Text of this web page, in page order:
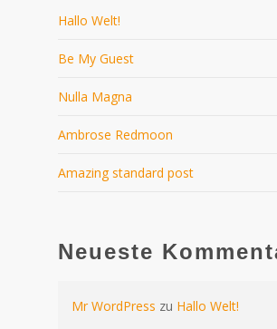
Hallo Welt!
Be My Guest
Nulla Magna
Ambrose Redmoon
Amazing standard post
Neueste
Mr WordPress zu Hallo Welt!